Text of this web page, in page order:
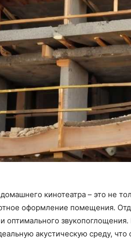
кинотеатра – это не
оформление помещения.
оптимального
акустическую среду,